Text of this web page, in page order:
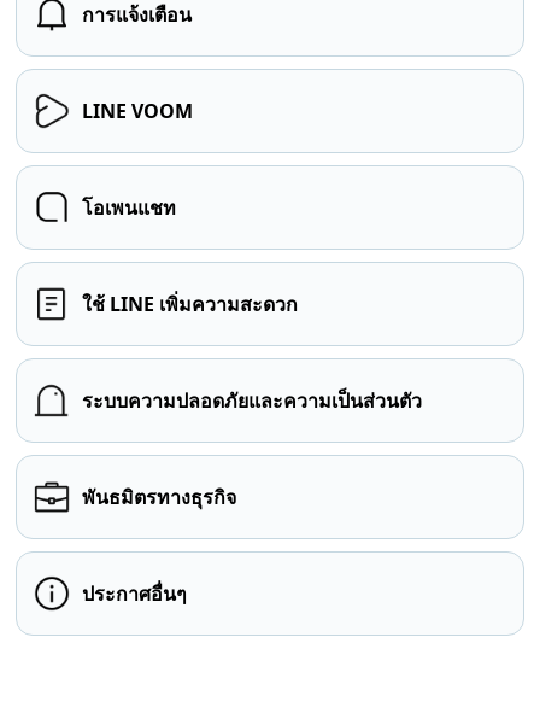
การแจ้งเตือน
LINE VOOM
โอเพนแชท
ใช้ LINE เพิ่มความสะดวก
ระบบความปลอดภัยและความเป็นส่วนตัว
พันธมิตรทางธุรกิจ
ประกาศอื่นๆ